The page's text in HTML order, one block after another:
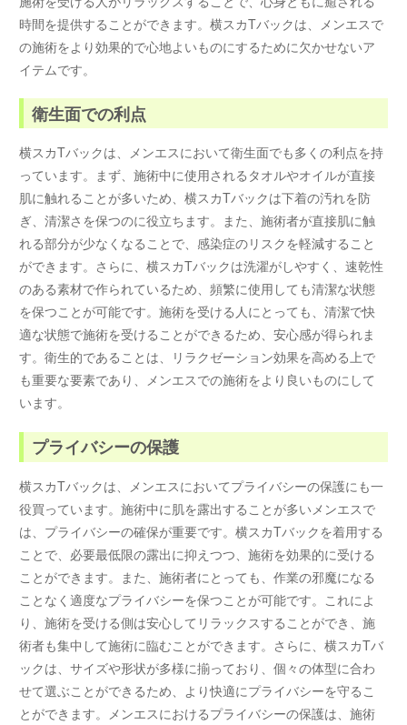
時間を提供することができます。横スカTバックは、メンエスで
の施術をより効果的で心地よいものにするために欠かせないア
イテムです。
衛生面での利点
横スカTバックは、メンエスにおいて衛生面でも多くの利点を持
っています。まず、施術中に使用されるタオルやオイルが直接
肌に触れることが多いため、横スカTバックは下着の汚れを防
ぎ、清潔さを保つのに役立ちます。また、施術者が直接肌に触
れる部分が少なくなることで、感染症のリスクを軽減すること
ができます。さらに、横スカTバックは洗濯がしやすく、速乾性
のある素材で作られているため、頻繁に使用しても清潔な状態
を保つことが可能です。施術を受ける人にとっても、清潔で快
適な状態で施術を受けることができるため、安心感が得られま
す。衛生的であることは、リラクゼーション効果を高める上で
も重要な要素であり、メンエスでの施術をより良いものにして
います。
プライバシーの保護
横スカTバックは、メンエスにおいてプライバシーの保護にも一
役買っています。施術中に肌を露出することが多いメンエスで
は、プライバシーの確保が重要です。横スカTバックを着用する
ことで、必要最低限の露出に抑えつつ、施術を効果的に受ける
ことができます。また、施術者にとっても、作業の邪魔になる
ことなく適度なプライバシーを保つことが可能です。これによ
り、施術を受ける側は安心してリラックスすることができ、施
術者も集中して施術に臨むことができます。さらに、横スカTバ
ックは、サイズや形状が多様に揃っており、個々の体型に合わ
せて選ぶことができるため、より快適にプライバシーを守るこ
とができます。メンエスにおけるプライバシーの保護は、施術